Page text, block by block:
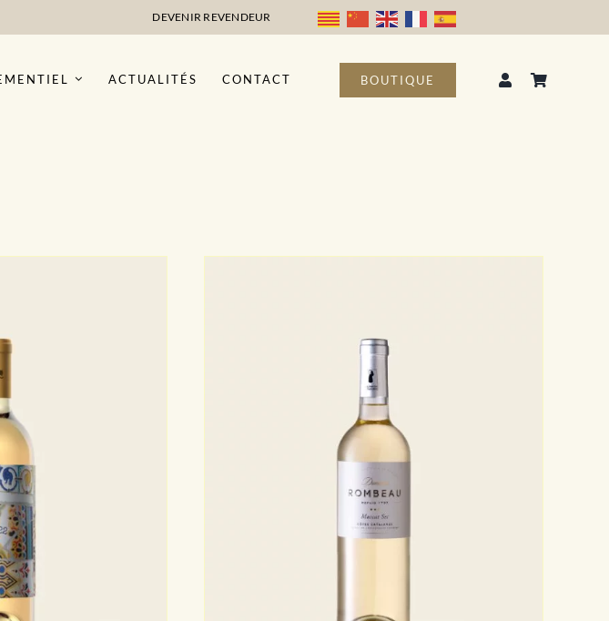
DEVENIR REVENDEUR
ACTUALITÉS CONTACT BOUTIQUE